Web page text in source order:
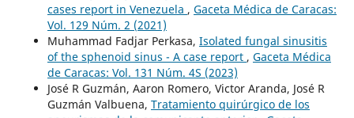
cases report in Venezuela , Gaceta Médica de Caracas:
Vol. 129 Núm. 2 (2021)
Muhammad Fadjar Perkasa, Isolated fungal sinusitis
of the sphenoid sinus - A case report , Gaceta Médica
de Caracas: Vol. 131 Núm. 4S (2023)
José R Guzmán, Aaron Romero, Victor Aranda, José R
Guzmán Valbuena, Tratamiento quirúrgico de los